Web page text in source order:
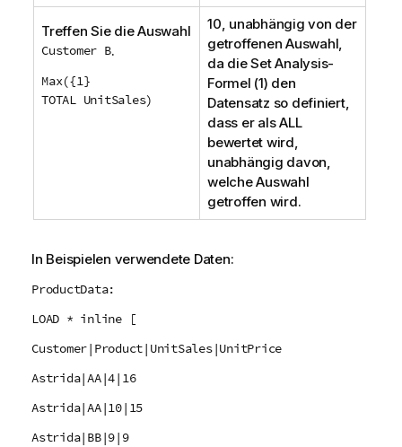
Treffen Sie die Auswahl
Customer B.
Max({1}
TOTAL UnitSales)
10, unabhängig von der
getroffenen Auswahl,
da dieSet Analysis-
Formel (1) den
Datensatz so definiert,
dass er alsALL
bewertet wird,
unabhängig davon,
welche Auswahl
getroffen wird.
In Beispielen verwendete Daten:
ProductData:
LOAD * inline [
Customer|Product|UnitSales|UnitPrice
Astrida|AA|4|16
Astrida|AA|10|15
Astrida|BB|9|9